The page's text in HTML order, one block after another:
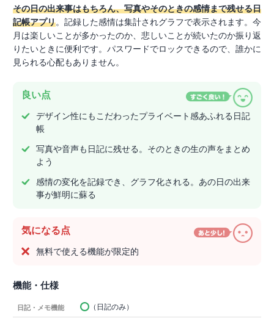
その日の出来事はもちろん、写真やそのときの感情まで残せる日
記帳アプリ。記録した感情は集計されグラフで表示されます。今
月は楽しいことが多かったのか、悲しいことが続いたのか振り返
りたいときに便利です。パスワードでロックできるので、誰かに
見られる心配もありません。
良い点
デザイン性にもこだわったプライベート感あふれる日記
帳
写真や音声も日記に残せる。そのときの生の声をまとめ
よう
感情の変化を記録でき、グラフ化される。あの日の出来
事が鮮明に蘇る
気になる点
無料で使える機能が限定的
機能・仕様
日記・メモ機能 （日記のみ）